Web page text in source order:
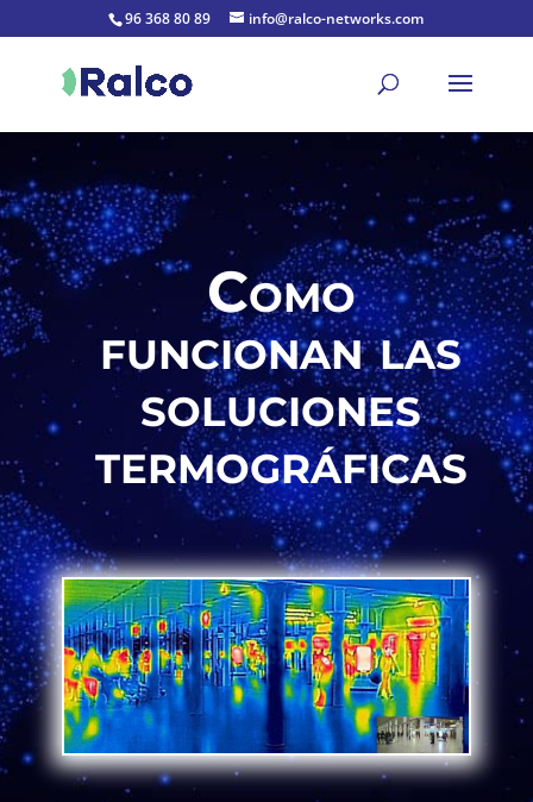
96 368 80 89 info@ralco-networks.com
Como
funcionan las
soluciones
termográficas